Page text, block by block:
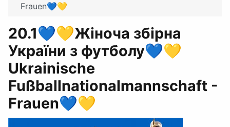
Frauen💙💛
20.1💙💛Жіноча збірна
України з футболу💙💛
Ukrainische
Fußballnationalmannschaft -
Frauen💙💛